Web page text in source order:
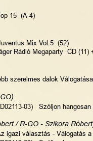
15  (A-4)
Mix Vol.5  (52)
Rádió Megaparty  CD (11)
szerelmes dalok
GO)
03)   Szóljon
/ R-GO - Szikora
igazi választás - Válogatás